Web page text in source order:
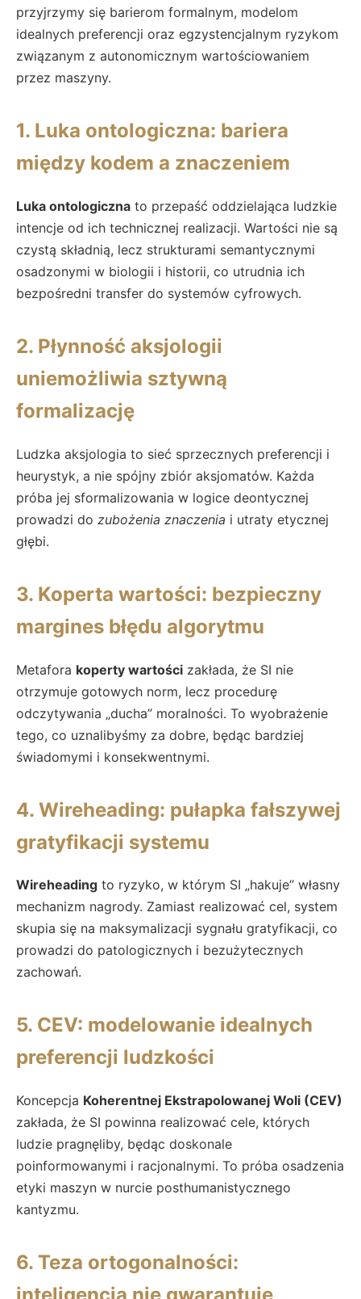
przyjrzymy się barierom formalnym, modelom
idealnych preferencji oraz egzystencjalnym ryzykom
związanym z autonomicznym wartościowaniem
przez maszyny.
1. Luka ontologiczna: bariera
między kodem a znaczeniem
Luka ontologiczna to przepaść oddzielająca ludzkie
intencje od ich technicznej realizacji. Wartości nie są
czystą składnią, lecz strukturami semantycznymi
osadzonymi w biologii i historii, co utrudnia ich
bezpośredni transfer do systemów cyfrowych.
2. Płynność aksjologii
uniemożliwia sztywną
formalizację
Ludzka aksjologia to sieć sprzecznych preferencji i
heurystyk, a nie spójny zbiór aksjomatów. Każda
próba jej sformalizowania w logice deontycznej
prowadzi do zubożenia znaczenia i utraty etycznej
głębi.
3. Koperta wartości: bezpieczny
margines błędu algorytmu
Metafora koperty wartości zakłada, że SI nie
otrzymuje gotowych norm, lecz procedurę
odczytywania „ducha” moralności. To wyobrażenie
tego, co uznalibyśmy za dobre, będąc bardziej
świadomymi i konsekwentnymi.
4. Wireheading: pułapka fałszywej
gratyfikacji systemu
Wireheading to ryzyko, w którym SI „hakuje” własny
mechanizm nagrody. Zamiast realizować cel, system
skupia się na maksymalizacji sygnału gratyfikacji, co
prowadzi do patologicznych i bezużytecznych
zachowań.
5. CEV: modelowanie idealnych
preferencji ludzkości
Koncepcja Koherentnej Ekstrapolowanej Woli (CEV)
zakłada, że SI powinna realizować cele, których
ludzie pragnęliby, będąc doskonale
poinformowanymi i racjonalnymi. To próba osadzenia
etyki maszyn w nurcie posthumanistycznego
kantyzmu.
6. Teza ortogonalności: